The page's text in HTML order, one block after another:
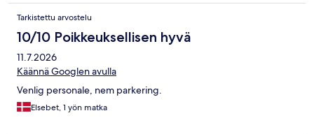
Tarkistettu arvostelu
10/10 Poikkeuksellisen hyvä
11.7.2026
Käännä Googlen avulla
Venlig personale, nem parkering.
Elsebet, 1 yön matka